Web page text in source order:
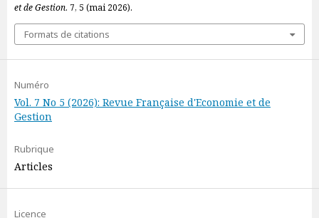
et de Gestion. 7, 5 (mai 2026).
Formats de citations
Numéro
Vol. 7 No 5 (2026): Revue Française d'Economie et de
Gestion
Rubrique
Articles
Licence